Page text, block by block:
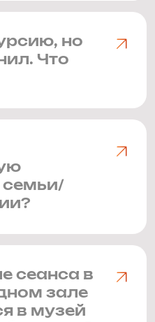
но
Что
семьи/
сеанса в
зале
в музей